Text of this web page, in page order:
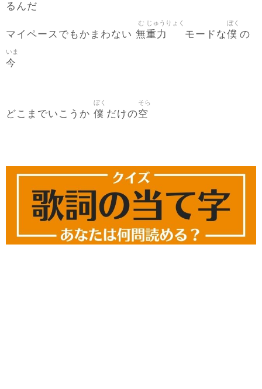
るんだ
マイペースでもかまわない 無
む
重力
じゅうりょく
モードな僕
ぼく
の
今
いま
どこまでいこうか 僕
ぼく
だけの空
そら